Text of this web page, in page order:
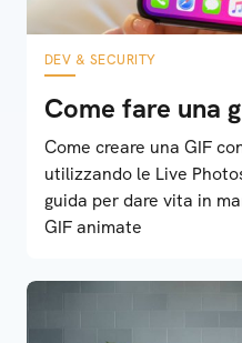
DEV & SECURITY
Come fare una
Come creare una GIF
utilizzando le Live
guida per dare vita in
GIF animate